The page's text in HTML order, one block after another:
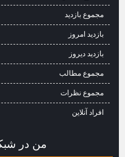
مجموع بازدید
بازدید امروز
بازدید دیروز
مجموع مطالب
مجموع نظرات
افراد آنلاین
من در